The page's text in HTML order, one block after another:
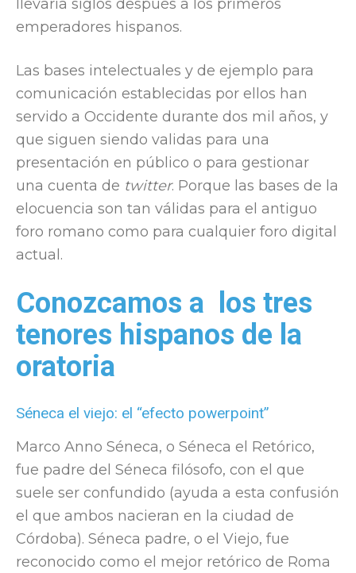
llevaría siglos después a los primeros
emperadores hispanos.
Las bases intelectuales y de ejemplo para
comunicación establecidas por ellos han
servido a Occidente durante dos mil años, y
que siguen siendo validas para una
presentación en público o para gestionar
una cuenta de twitter. Porque las bases de la
elocuencia son tan válidas para el antiguo
foro romano como para cualquier foro digital
actual.
Conozcamos a los tres
tenores hispanos de la
oratoria
Séneca el viejo: el “efecto powerpoint”
Marco Anno Séneca, o Séneca el Retórico,
fue padre del Séneca filósofo, con el que
suele ser confundido (ayuda a esta confusión
el que ambos nacieran en la ciudad de
Córdoba). Séneca padre, o el Viejo, fue
reconocido como el mejor retórico de Roma